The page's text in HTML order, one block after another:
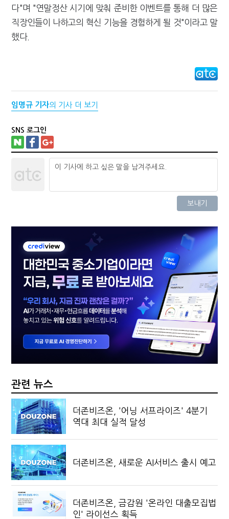
다"며 "연말정산 시기에 맞춰 준비한 이벤트를 통해 더 많은
직장인들이 나하고의 혁신 기능을 경험하게 될 것"이라고 말
했다.
임명규 기자의 기사 더 보기
SNS 로그인
관련 뉴스
더존비즈온, '어닝 서프라이즈' 4분기
역대 최대 실적 달성
더존비즈온, 새로운 AI서비스 출시 예고
더존비즈온, 금감원 '온라인 대출모집법
인' 라이선스 획득